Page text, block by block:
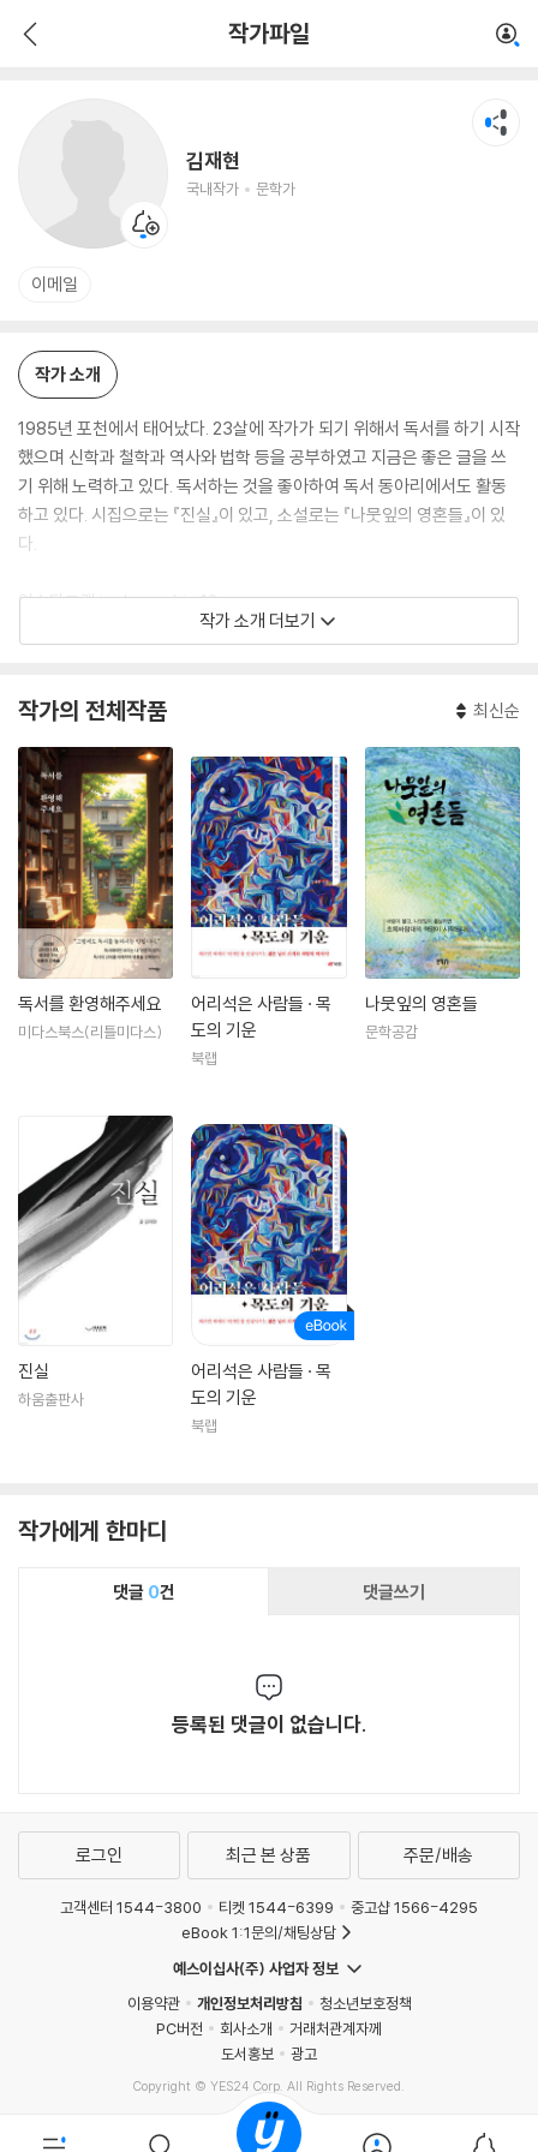
작가파일
김재현
국내작가 문학가
이메일
작가 소개
1985년 포천에서 태어났다. 23살에 작가가 되기 위해서 독서를 하기 시작
했으며 신학과 철학과 역사와 법학 등을 공부하였고 지금은 좋은 글을 쓰
기 위해 노력하고 있다. 독서하는 것을 좋아하여 독서 동아리에서도 활동
하고 있다. 시집으로는 『진실』이 있고, 소설로는 『나뭇잎의 영혼들』이 있
다.
인스타그램 jaehyun_kim12
작가 소개 더보기
작가의 전체작품 최신순
독서를 환영해주세요
미다스북스(리틀미다스)
어리석은 사람들 · 목
도의 기운
북랩
나뭇잎의 영혼들
문학공감
진실
하움출판사
어리석은 사람들 · 목
도의 기운
북랩
작가에게 한마디
댓글 0건 댓글쓰기
등록된 댓글이 없습니다.
로그인 최근 본 상품 주문/배송
고객센터 1544-3800 티켓 1544-6399
중고샵 1566-4295
eBook 1:1문의/채팅상담
예스이십사(주) 사업자 정보
이용약관
개인정보처리방침
청소년보호정책
PC버전
회사소개
거래처관계자께
도서홍보
광고
Copyright © YES24 Corp. All Rights Reserved.